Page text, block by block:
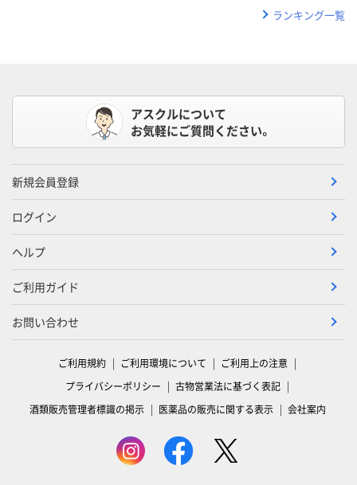
ランキング一覧
アスクルについて
お気軽にご質問ください。
新規会員登録
ログイン
ヘルプ
ご利用ガイド
お問い合わせ
ご利用規約 ご利用環境について
ご利用上の注意
プライバシーポリシー
古物営業法に基づく表記
酒類販売管理者標識の掲示
医薬品の販売に関する表示 会社案内